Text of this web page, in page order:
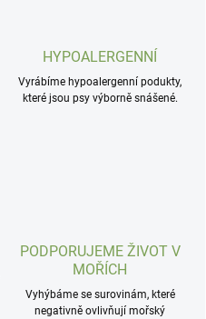
HYPOALERGENNÍ
Vyrábíme hypoalergenní podukty,
které jsou psy výborně snášené.
PODPORUJEME ŽIVOT V
MOŘÍCH
Vyhýbáme se surovinám, které
negativně ovlivňují mořský